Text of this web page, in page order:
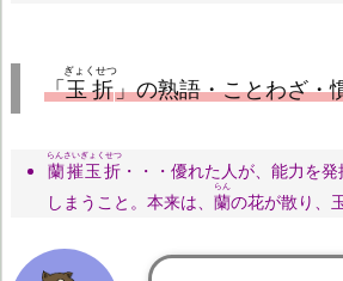
「玉折
ぎょくせつ
」の熟語・ことわざ・
蘭摧玉折
らんさいぎょくせつ
・・・優れた人が、能力を
しまうこと。本来は、 蘭
らん
の花が散り、